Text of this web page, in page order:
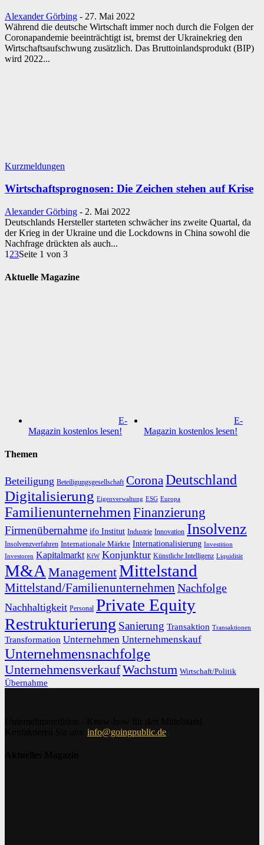
Alexander Görbing - 27. Mai 2022
Während die deutsche Wirtschaft immer noch durch die Folgen der
Coronapandemie beeinträchtigt ist, bremst der Ukrainekrieg den
Wirtschaftsaufschwung zusätzlich. Das Bruttoinlandsprodukt (BIP)
wird 2022...
Kurzmeldungen
Wirtschaftsprognosen: Die Zeichen stehen auf Krise
Alexander Görbing - 2. Mai 2022
Deutschlands Hersteller starteten schwächer ins zweite Quartal, da
der Krieg in der Ukraine und die Lockdowns in China sowohl die
Nachfrage drückten als auch...
1 23Seite 1 von 3
Aktuelle Magazine
E-
Magazin kostenlos lesen!
E-
Magazin kostenlos lesen!
Themen
Beteiligung Beteiligungsgesellschaft CoronaDeutschland
Digitalisierung Eigenverwaltung ESG Europa
Familienunternehmen Finanzierung
Firmenübernahme ifo Institut Industrie Innovation Insolvenz
Insolvenzverfahren Internationale Märkte Internationalisierung Investition
Investoren Kapitalmarkt KfW Konjunktur Künstliche Intelligenz Liquidität
M&A ManagementMittelstand
Mittelstand/Familienunternehmen Nachfolge
Nachhaltigkeit Personal Private Equity
Restrukturierung Sanierung Transaktion Transaktionen
Transformation Unternehmen Unternehmenskauf
Unternehmensnachfolge
UnternehmensverkaufWachstum Wirtschaft/Politik
Übernahme
info@goingpublic.de